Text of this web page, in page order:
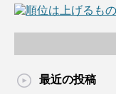
最近の投稿